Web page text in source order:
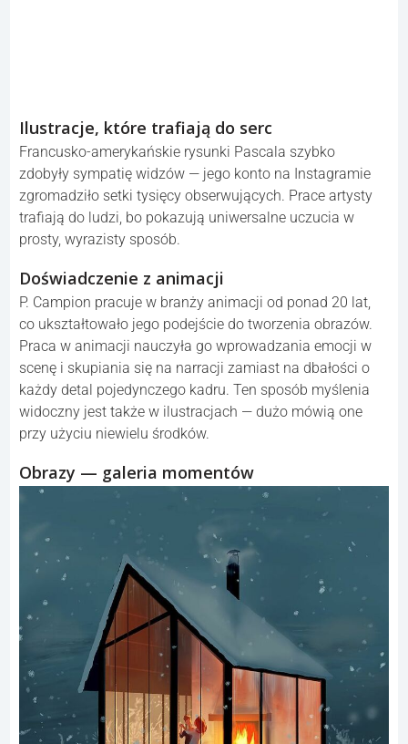
Ilustracje, które trafiają do serc
Francusko-amerykańskie rysunki Pascala szybko
zdobyły sympatię widzów — jego konto na Instagramie
zgromadziło setki tysięcy obserwujących. Prace artysty
trafiają do ludzi, bo pokazują uniwersalne uczucia w
prosty, wyrazisty sposób.
Doświadczenie z animacji
P. Campion pracuje w branży animacji od ponad 20 lat,
co ukształtowało jego podejście do tworzenia obrazów.
Praca w animacji nauczyła go wprowadzania emocji w
scenę i skupiania się na narracji zamiast na dbałości o
każdy detal pojedynczego kadru. Ten sposób myślenia
widoczny jest także w ilustracjach — dużo mówią one
przy użyciu niewielu środków.
Obrazy — galeria momentów